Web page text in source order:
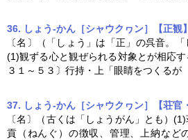
36. しょう‐かん［シャウクヮン］【正観】
〔名〕（「しょう」は「正」の呉音。
(1)観ずる心と観ぜられる対象とが相応
３１～５３〕行持・上「眼睛をつくるが
37. しょう‐かん［シャウクヮン］【荘官
〔名〕（古くは「しょうがん」とも）
貢（ねんぐ）の徴収、管理、上納など